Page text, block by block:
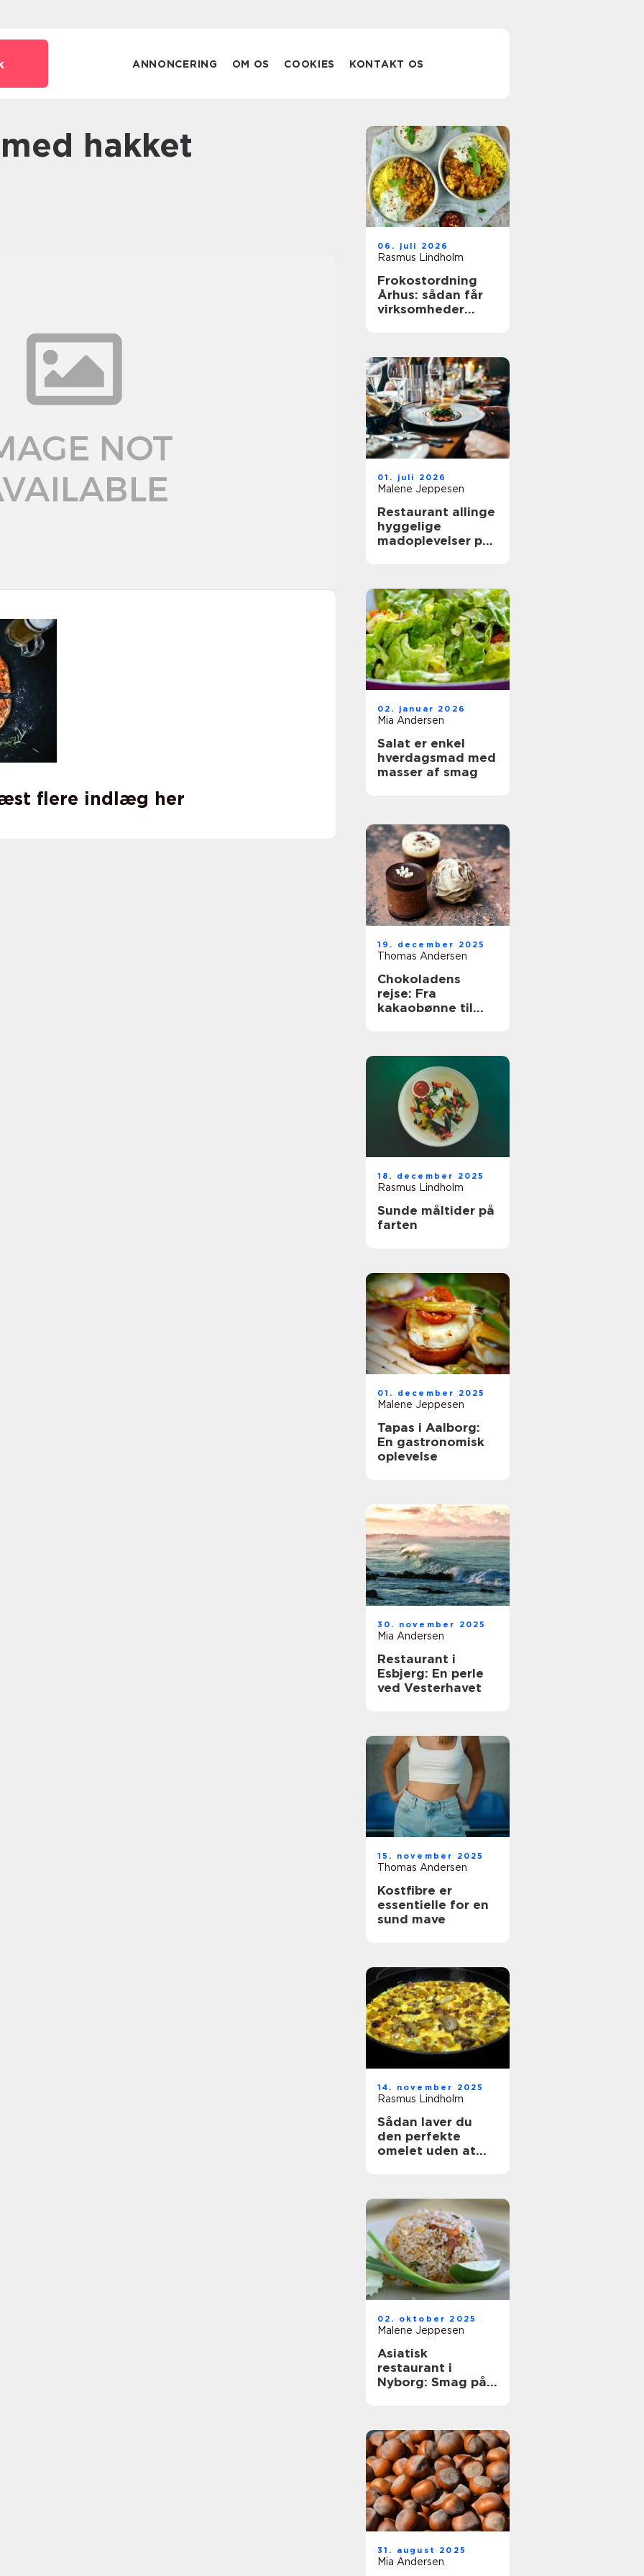
ANNONCERING OM OS COOKIES KONTAKT OS
flere indlæg her
06. juli 2026
Rasmus Lindholm
Frokostordning
Århus: sådan får
virksomheder
01. juli 2026
Malene Jeppesen
Restaurant allinge
hyggelige
madoplevelser på
02. januar 2026
Mia Andersen
Salat er enkel
hverdagsmad med
masser af smag
19. december 2025
Thomas Andersen
Chokoladens
rejse: Fra
kakaobønne til
18. december 2025
Rasmus Lindholm
Sunde måltider på
farten
01. december 2025
Malene Jeppesen
Tapas i Aalborg:
En gastronomisk
oplevelse
30. november 2025
Mia Andersen
Restaurant i
Esbjerg: En perle
ved Vesterhavet
15. november 2025
Thomas Andersen
Kostfibre er
essentielle for en
sund mave
14. november 2025
Rasmus Lindholm
Sådan laver du
den perfekte
omelet uden at
02. oktober 2025
Malene Jeppesen
Asiatisk
restaurant i
Nyborg: Smag på
31. august 2025
Mia Andersen